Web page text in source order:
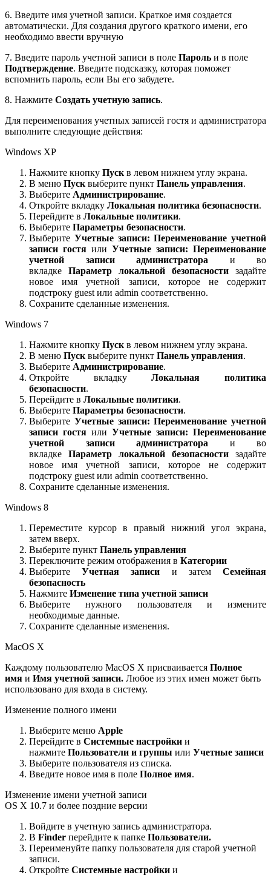
6. Введите имя учетной записи. Краткое имя создается
автоматически. Для создания другого краткого имени, его
необходимо ввести вручную
7. Введите пароль учетной записи в поле Пароль и в поле
Подтверждение. Введите подсказку, которая поможет
вспомнить пароль, если Вы его забудете.
8. Нажмите Создать учетную запись.
Для переименования учетных записей гостя и администратора
выполните следующие действия:
Windows XP
Нажмите кнопку Пуск в левом нижнем углу экрана.
В меню Пуск выберите пункт Панель управления.
Выберите Администрирование.
Откройте вкладку Локальная политика безопасности.
Перейдите в Локальные политики.
Выберите Параметры безопасности.
Выберите Учетные записи: Переименование учетной
записи гостя или Учетные записи: Переименование
учетной записи администратора и во
вкладке Параметр локальной безопасности задайте
новое имя учетной записи, которое не содержит
подстроку guest или admin соответственно.
Сохраните сделанные изменения.
Windows 7
Нажмите кнопку Пуск в левом нижнем углу экрана.
В меню Пуск выберите пункт Панель управления.
Выберите Администрирование.
Откройте вкладкуЛокальная политика
безопасности.
Перейдите в Локальные политики.
Выберите Параметры безопасности.
Выберите Учетные записи: Переименование учетной
записи гостя или Учетные записи: Переименование
учетной записи администратора и во
вкладке Параметр локальной безопасности задайте
новое имя учетной записи, которое не содержит
подстроку guest или admin соответственно.
Сохраните сделанные изменения.
Windows 8
Переместите курсор в правый нижний угол экрана,
затем вверх.
Выберите пункт Панель управления
Переключите режим отображения в Категории
ВыберитеУчетная записи и затемСемейная
безопасность
Нажмите Изменение типа учетной записи
Выберите нужного пользователя и измените
необходимые данные.
Сохраните сделанные изменения.
MacOS X
Каждому пользователю MacOS X присваивается Полное
имя и Имя учетной записи. Любое из этих имен может быть
использовано для входа в систему.
Изменение полного имени
Выберите меню Apple
Перейдите в Системные настройки и
нажмите Пользователи и группы или Учетные записи
Выберите пользователя из списка.
Введите новое имя в поле Полное имя.
Изменение имени учетной записи
OS X 10.7 и более поздние версии
Войдите в учетную запись администратора.
В Finder перейдите к папке Пользователи.
Переименуйте папку пользователя для старой учетной
записи.
Откройте Системные настройки и